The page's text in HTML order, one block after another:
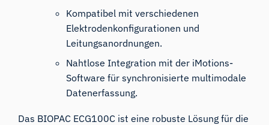
Kompatibel mit verschiedenen
Elektrodenkonfigurationen und
Leitungsanordnungen.
Nahtlose Integration mit der iMotions-
Software für synchronisierte multimodale
Datenerfassung.
Das BIOPAC ECG100C ist eine robuste Lösung für die